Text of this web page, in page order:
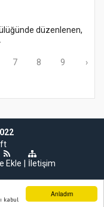
Anladım
kabul
düzenlenen,
7 8 9 ›
Ekle İletişim